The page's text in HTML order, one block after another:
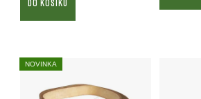
DO KOŠÍKU
NOVINKA